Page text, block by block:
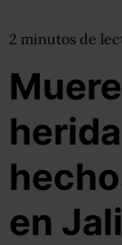
2 minutos de
en